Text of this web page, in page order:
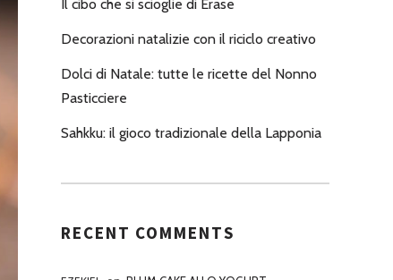
Il cibo che si scioglie di Erase
Decorazioni natalizie con il riciclo creativo
Dolci di Natale: tutte le ricette del Nonno
Pasticciere
Sahkku: il gioco tradizionale della Lapponia
RECENT COMMENTS